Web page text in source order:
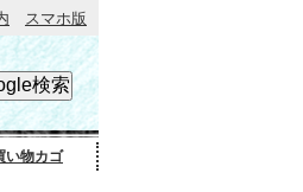
スマホ版
い物カゴ